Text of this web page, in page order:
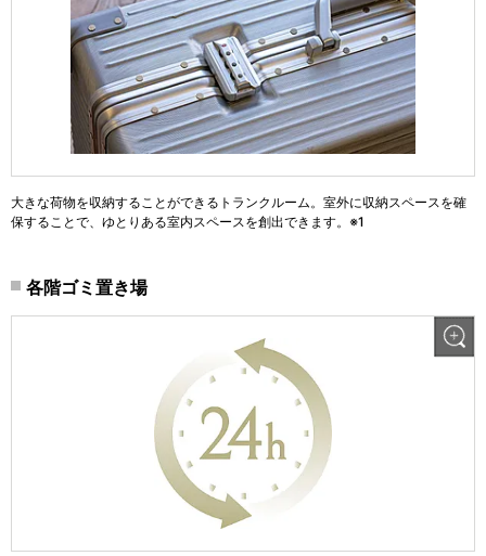
大きな荷物を収納することができるトランクルーム。室外に収納スペースを確
保することで、ゆとりある室内スペースを創出できます。※1
各階ゴミ置き場